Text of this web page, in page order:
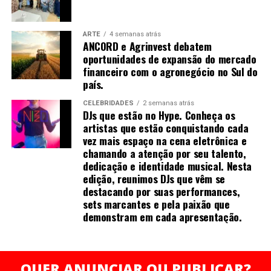
WELL THE DJ é apaixonado por música eletrônica desde
atua profissionalmente há mais de 3 anos. Como DJ
Open Format, destaca-se pelos estilos Pop, Funk, EDM,
profissionais podem ampliar as conversas com seus
clientes a partir do repertório do agro. Com mais de 20
anos de experiência nos mercados de commodities
agrícolas e derivativos, Vanin atende atualmente
grandes fundos de investimento no Brasil e na China,
além de trading companies, oferecendo análises e
estratégias para a gestão de riscos e oportunidades no
agronegócio.
O evento será realizado de forma presencial, às 19h,
com participação gratuita mediante inscrição prévia e
Serviço:
Evento: Encontro de profissionais do mercado
financeiro que querem crescer no agro
19h
Local: Agrinvest Commodities — Curitiba (PR)
ARTE 4 semanas atrás
ANCORD e Agrinvest debatem
oportunidades de expansão do mercado
financeiro com o agronegócio no Sul do
país.
CELEBRIDADES 2 semanas atrás
DJs que estão no Hype. Conheça os
artistas que estão conquistando cada
vez mais espaço na cena eletrônica e
chamando a atenção por seu talento,
dedicação e identidade musical. Nesta
edição, reunimos DJs que vêm se
destacando por suas performances,
sets marcantes e pela paixão que
demonstram em cada apresentação.